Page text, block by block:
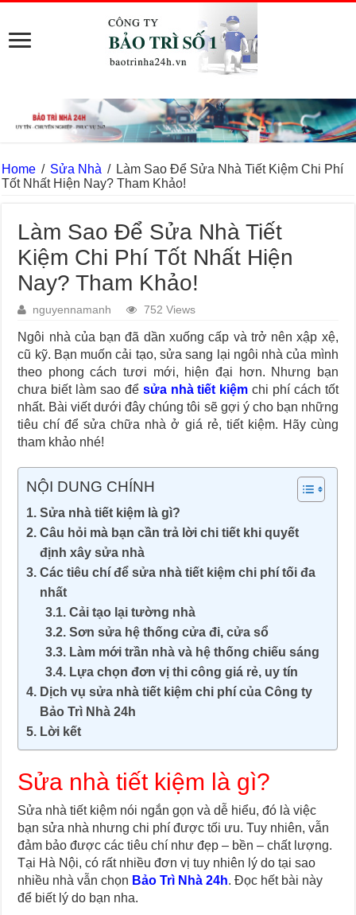
Home / Sửa Nhà / Làm Sao Để Sửa Nhà Tiết Kiệm Chi Phí
Tốt Nhất Hiện Nay? Tham Khảo!
Làm Sao Để Sửa Nhà Tiết
Kiệm Chi Phí Tốt Nhất Hiện
Nay? Tham Khảo!
nguyennamanh 752 Views
Ngôi nhà của bạn đã dần xuống cấp và trở nên xập xệ,
cũ kỹ. Bạn muốn cải tạo, sửa sang lại ngôi nhà của mình
theo phong cách tươi mới, hiện đại hơn. Nhưng bạn
chưa biết làm sao để sửa nhà tiết kiệm chi phí cách tốt
nhất. Bài viết dưới đây chúng tôi sẽ gợi ý cho bạn những
tiêu chí để sửa chữa nhà ở giá rẻ, tiết kiệm. Hãy cùng
tham khảo nhé!
NỘI DUNG CHÍNH
Sửa nhà tiết kiệm là gì?
Câu hỏi mà bạn cần trả lời chi tiết khi quyết
định xây sửa nhà
Các tiêu chí để sửa nhà tiết kiệm chi phí tối đa
nhất
Cải tạo lại tường nhà
Sơn sửa hệ thống cửa đi, cửa sổ
Làm mới trần nhà và hệ thống chiếu sáng
Lựa chọn đơn vị thi công giá rẻ, uy tín
Dịch vụ sửa nhà tiết kiệm chi phí của Công ty
Bảo Trì Nhà 24h
Lời kết
Sửa nhà tiết kiệm là gì?
Sửa nhà tiết kiệm nói ngắn gọn và dễ hiểu, đó là việc
bạn sửa nhà nhưng chi phí được tối ưu. Tuy nhiên, vẫn
đảm bảo được các tiêu chí như đẹp – bền – chất lượng.
Tại Hà Nội, có rất nhiều đơn vị tuy nhiên lý do tại sao
nhiều nhà vẫn chọn Bảo Trì Nhà 24h. Đọc hết bài này
để biết lý do bạn nha.